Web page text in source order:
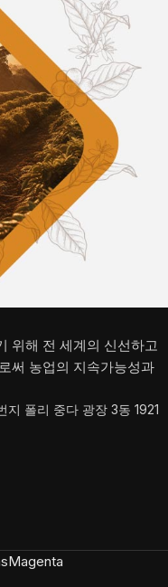
위해 전 세계의 신선하고
써 농업의 지속가능성과
지 폴리 중다 광장 3동 1921